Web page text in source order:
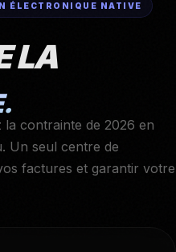
ÉLECTRONIQUE NATIVE
LA
la contrainte de 2026 en
Un seul centre de
factures et garantir votre